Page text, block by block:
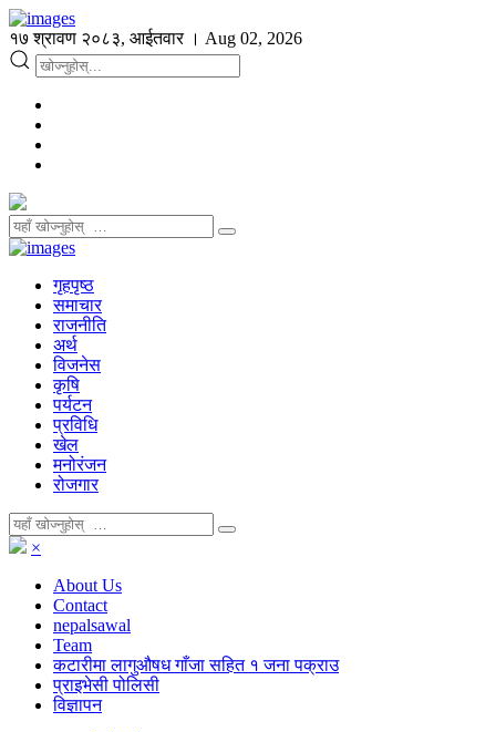
१७ श्रावण २०८३, आईतवार । Aug 02, 2026
गृहपृष्ठ
समाचार
राजनीति
अर्थ
विजनेस
कृषि
पर्यटन
प्रविधि
खेल
मनोरंजन
रोजगार
×
About Us
Contact
nepalsawal
Team
कटारीमा लागुऔषध गाँजा सहित १ जना पक्राउ
प्राइभेसी पोलिसी
विज्ञापन